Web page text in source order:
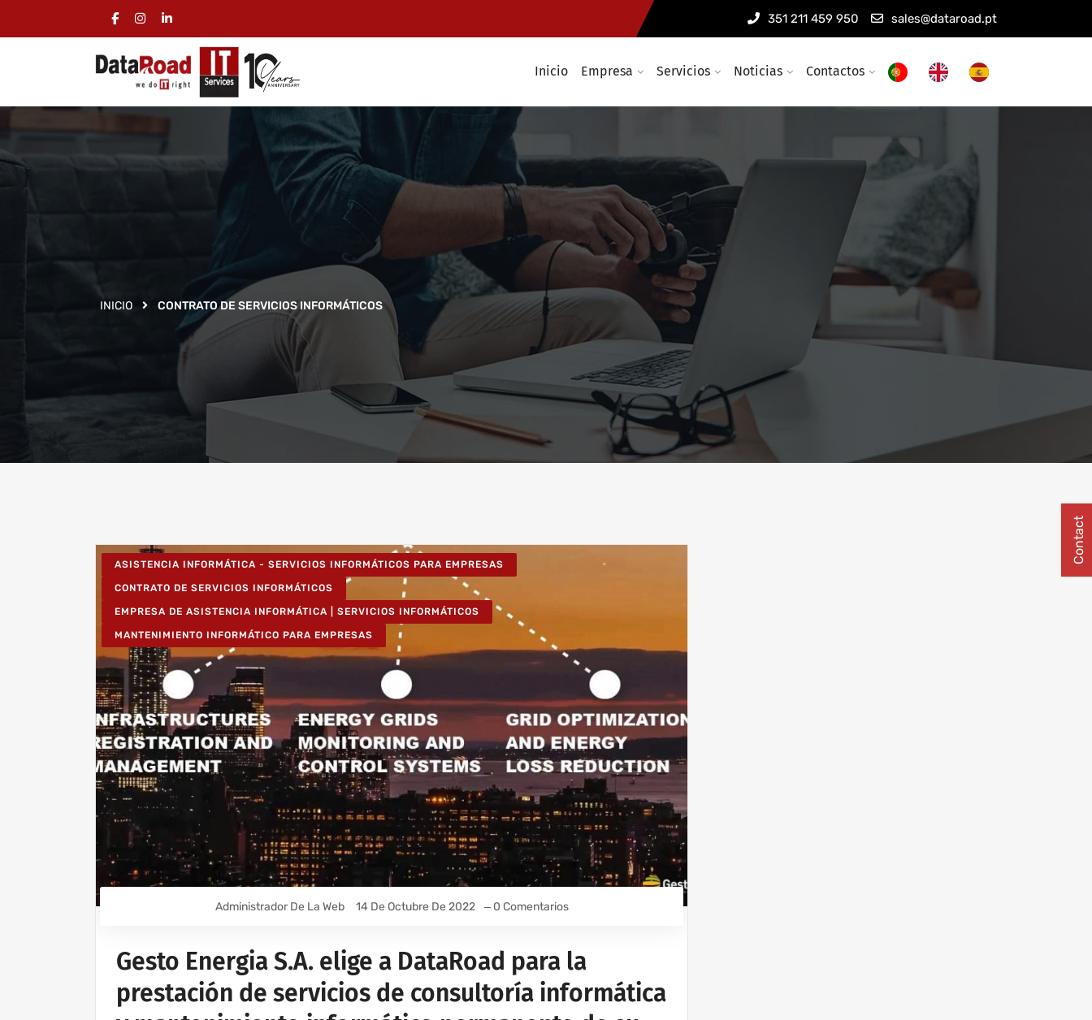
351 211 459 950 sales@dataroad.pt
Inicio Empresa Servicios Noticias Contactos
INICIO CONTRATO DE SERVICIOS INFORMÁTICOS
ASISTENCIA INFORMÁTICA - SERVICIOS INFORMÁTICOS PARA EMPRESAS
CONTRATO DE SERVICIOS INFORMÁTICOS
EMPRESA DE ASISTENCIA INFORMÁTICA | SERVICIOS INFORMÁTICOS
MANTENIMIENTO INFORMÁTICO PARA EMPRESAS
Administrador De La Web 14 De Octubre De 2022 0 Comentarios
Gesto Energia S.A. elige a DataRoad para la
prestación de servicios de consultoría informática
Contact